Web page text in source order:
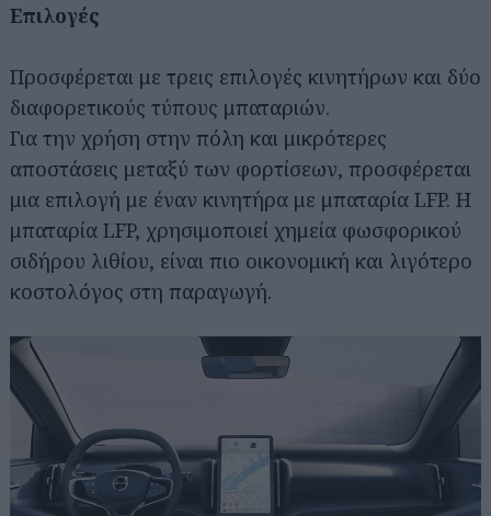
Επιλογές
Προσφέρεται με τρεις επιλογές κινητήρων και δύο
διαφορετικούς τύπους μπαταριών.
Για την χρήση στην πόλη και μικρότερες
αποστάσεις μεταξύ των φορτίσεων, προσφέρεται
μια επιλογή με έναν κινητήρα με μπαταρία LFP. Η
μπαταρία LFP, χρησιμοποιεί χημεία φωσφορικού
σιδήρου λιθίου, είναι πιο οικονομική και λιγότερο
κοστολόγος στη παραγωγή.